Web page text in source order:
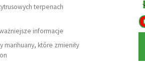
terpenach
informacje
marihuany, które zmieniły